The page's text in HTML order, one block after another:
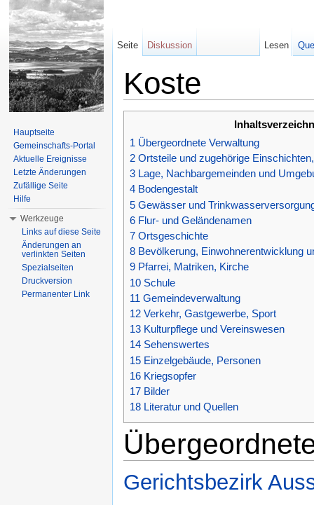
Koste
1 Übergeordnete Verwaltung
2 Ortsteile und zugehörige
3 Lage, Nachbargemeinden und
4 Bodengestalt
5 Gewässer und
6 Flur- und Geländenamen
7 Ortsgeschichte
8 Bevölkerung, Einwohnerentwicklung
9 Pfarrei, Matriken, Kirche
10 Schule
11 Gemeindeverwaltung
12 Verkehr, Gastgewerbe, Sport
13 Kulturpflege und Vereinswesen
14 Sehenswertes
15 Einzelgebäude, Personen
16 Kriegsopfer
17 Bilder
18 Literatur und Quellen
Gerichtsbezirk
Seite Diskussion Lesen
Hauptseite
Gemeinschafts-Portal
Aktuelle Ereignisse
Letzte Änderungen
Zufällige Seite
Hilfe
Werkzeuge
Links auf diese Seite
Änderungen an
verlinkten Seiten
Spezialseiten
Druckversion
Permanenter Link